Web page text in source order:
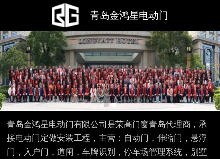
青岛金鸿星电动门
青岛金鸿星电动门有限公司是荣高门窗青岛代理商，承
接电动门定做安装工程，主营：自动门，伸缩门，悬浮
门，入户门，道闸，车牌识别，停车场管理系统，别墅